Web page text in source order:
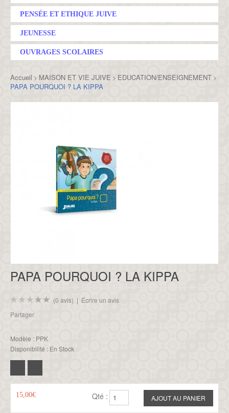
PENSÉE ET ETHIQUE JUIVE
JEUNESSE
OUVRAGES SCOLAIRES
Accueil > MAISON ET VIE JUIVE > EDUCATION/ENSEIGNEMENT >
PAPA POURQUOI ? LA KIPPA
PAPA POURQUOI ? LA KIPPA
(0 avis) | Écrire un avis
Partager
Modèle : PPK
Disponibilité : En Stock
15,00€ Qté :